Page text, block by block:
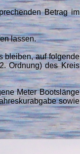
Betrag im
lassen.
bleiben, auf folgende
Ordnung) des Kreis
Meter Bootslänge
sowie